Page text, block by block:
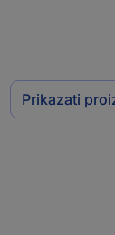
Prikazati